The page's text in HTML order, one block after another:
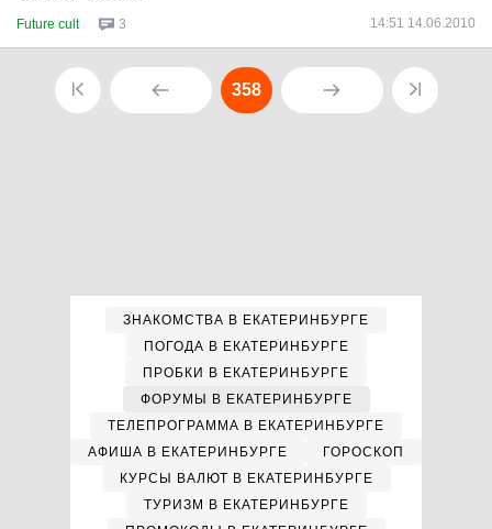
Future cult 3 14:51 14.06.2010
358
ЗНАКОМСТВА В ЕКАТЕРИНБУРГЕ
ПОГОДА В ЕКАТЕРИНБУРГЕ
ПРОБКИ В ЕКАТЕРИНБУРГЕ
ФОРУМЫ В ЕКАТЕРИНБУРГЕ
ТЕЛЕПРОГРАММА В ЕКАТЕРИНБУРГЕ
АФИША В ЕКАТЕРИНБУРГЕ
ГОРОСКОП
КУРСЫ ВАЛЮТ В ЕКАТЕРИНБУРГЕ
ТУРИЗМ В ЕКАТЕРИНБУРГЕ